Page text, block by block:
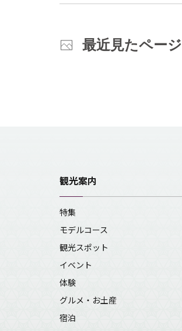
最近見たページ
観光案内
特集
モデルコース
観光スポット
イベント
体験
グルメ・お土産
宿泊